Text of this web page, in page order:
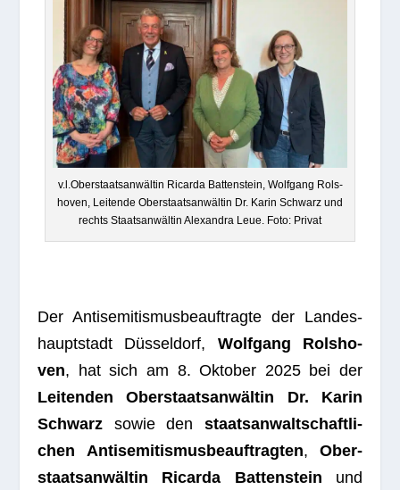
v.l.Oberstaatsanwältin Ricarda Bat­ten­stein, Wolf­gang Rol­s­
ho­ven, Lei­tende Ober­staats­an­wäl­tin Dr. Karin Schwarz und
rechts Staats­an­wäl­tin Alex­an­dra Leue. Foto: Privat
Der Anti­se­mi­tis­mus­be­auf­tragte der Lan­des­
haupt­stadt Düs­sel­dorf, Wolf­gang Rol­s­ho­
ven, hat sich am 8. Okto­ber 2025 bei der
Lei­ten­den Ober­staats­an­wäl­tin Dr. Karin
Schwarz sowie den staats­an­walt­schaft­li­
chen Anti­se­mi­tis­mus­be­auf­trag­ten, Ober­
staats­an­wäl­tin Ricarda Bat­ten­stein und